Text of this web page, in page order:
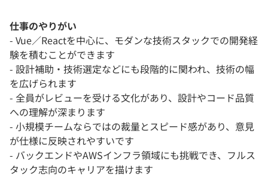
仕事のやりがい
- Vue／Reactを中心に、モダンな技術スタックでの開発経
験を積むことができます
- 設計補助・技術選定などにも段階的に関われ、技術の幅
を広げられます
- 全員がレビューを受ける文化があり、設計やコード品質
への理解が深まります
- 小規模チームならではの裁量とスピード感があり、意見
が仕様に反映されやすいです
- バックエンドやAWSインフラ領域にも挑戦でき、フルス
タック志向のキャリアを描けます